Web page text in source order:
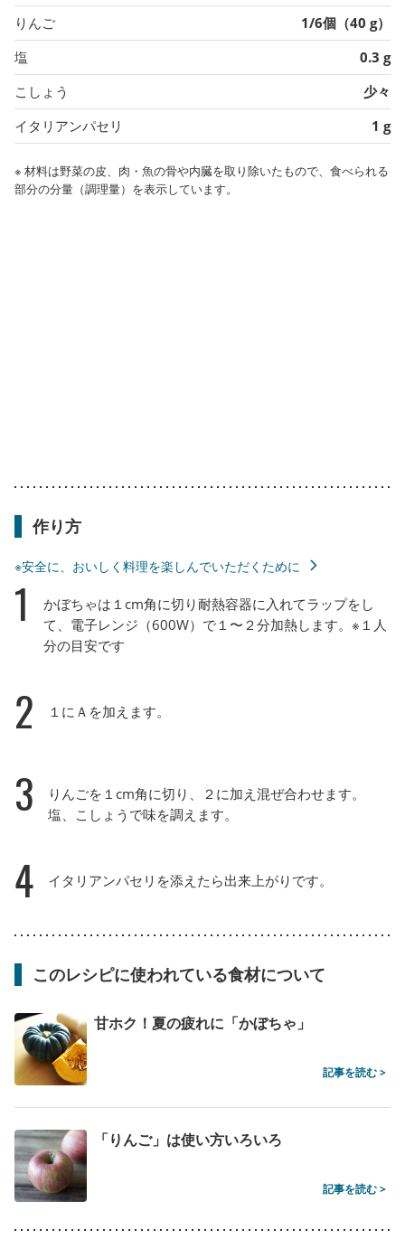
りんご
1/6個（40 g）
塩
0.3 g
こしょう
少々
イタリアンパセリ
1 g
※ 材料は野菜の皮、肉・魚の骨や内臓を取り除いたもので、食べられる
部分の分量（調理量）を表示しています。
作り方
※安全に、おいしく料理を楽しんでいただくために
1
かぼちゃは１cm角に切り耐熱容器に入れてラップをし
て、電子レンジ（600W）で１〜２分加熱します。※１人
分の目安です
2 １にＡを加えます。
3
りんごを１cm角に切り、２に加え混ぜ合わせます。
塩、こしょうで味を調えます。
4 イタリアンパセリを添えたら出来上がりです。
このレシピに使われている食材について
甘ホク！夏の疲れに「かぼちゃ」
記事を読む >
「りんご」は使い方いろいろ
記事を読む >